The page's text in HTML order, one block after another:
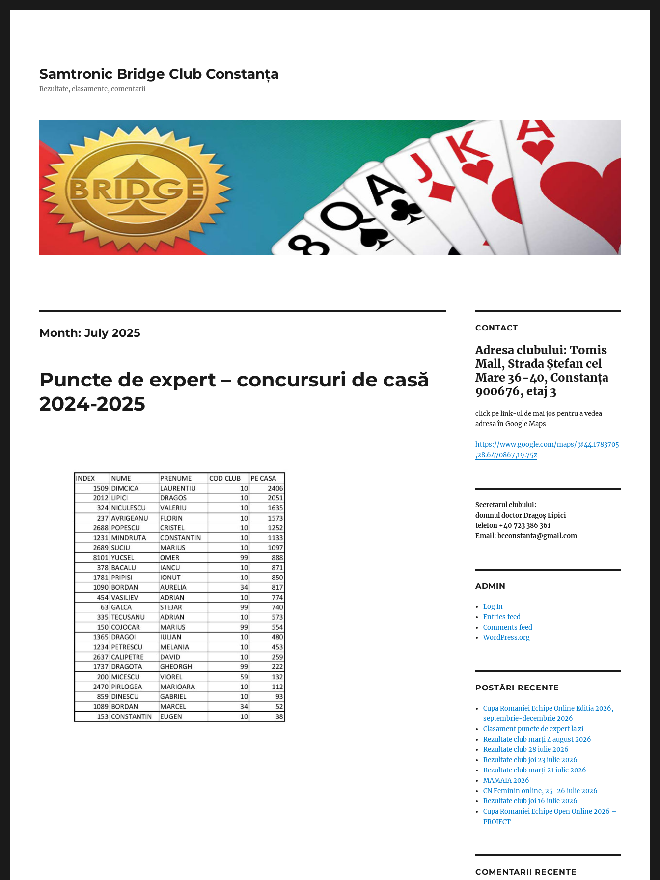
Samtronic Bridge Club Constanța
Rezultate, clasamente, comentarii
Month:July 2025
Puncte de expert – concursuri de casă
2024-2025
CONTACT
Adresa clubului: Tomis
Mall, Strada Ștefan cel
Mare 36-40, Constanța
900676, etaj 3
click pe link-ul de mai jos pentru a vedea
adresa în Google Maps
https://www.google.com/maps/@44.1783705
,28.6470867,19.75z
Secretarul clubului:
domnul doctor Dragoș Lipici
telefon +40 723 386 361
Email: bcconstanta@gmail.com
ADMIN
Log in
Entries feed
Comments feed
WordPress.org
POSTĂRI RECENTE
Cupa Romaniei Echipe Online Editia 2026,
septembrie-decembrie 2026
Clasament puncte de expert la zi
Rezultate club marți 4 august 2026
Rezultate club 28 iulie 2026
Rezultate club joi 23 iulie 2026
Rezultate club marți 21 iulie 2026
MAMAIA 2026
CN Feminin online, 25-26 iulie 2026
Rezultate club joi 16 iulie 2026
Cupa Romaniei Echipe Open Online 2026 –
PROIECT
COMENTARII RECENTE